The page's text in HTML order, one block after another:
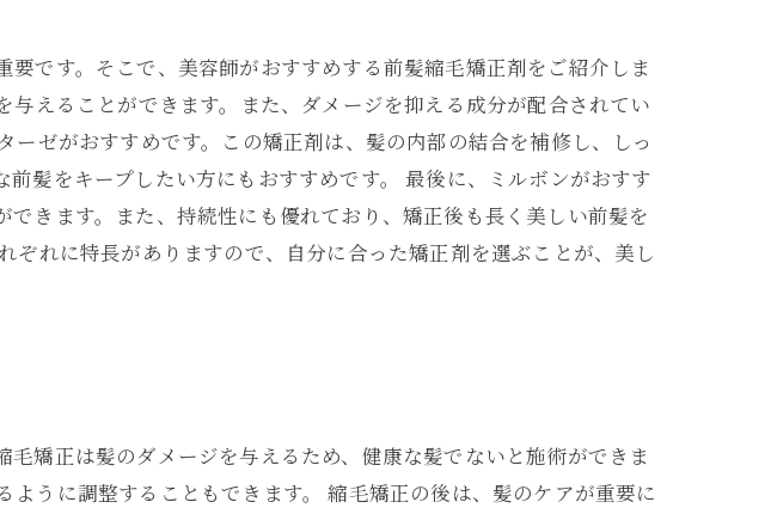
です。そこで、美容師がおすすめする前髪縮毛矯正剤をご紹介しま
えることができます。また、ダメージを抑える成分が配合されてい
ゼがおすすめです。この矯正剤は、髪の内部の結合を補修し、しっ
髪をキープしたい方にもおすすめです。 最後に、ミルボンがおすす
きます。また、持続性にも優れており、矯正後も長く美しい前髪を
れに特長がありますので、自分に合った矯正剤を選ぶことが、美し
矯正は髪のダメージを与えるため、健康な髪でないと施術ができま
うに調整することもできます。 縮毛矯正の後は、髪のケアが重要に